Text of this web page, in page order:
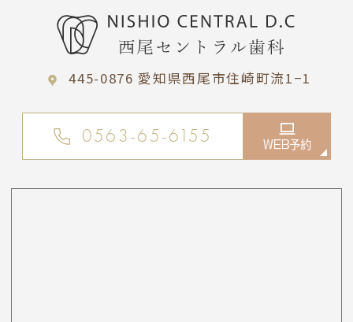
445-0876 愛知県西尾市住崎町流1−1
0563-65-6155 WEB予約